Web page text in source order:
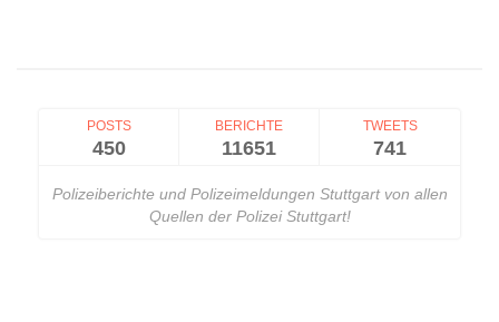
POSTS
450
BERICHTE
11651
TWEETS
741
Polizeiberichte und Polizeimeldungen Stuttgart von allen
Quellen der Polizei Stuttgart!